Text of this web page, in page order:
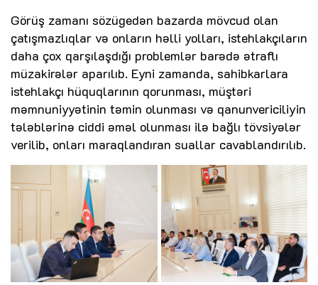
Görüş zamanı sözügedən bazarda mövcud olan
çatışmazlıqlar və onların həlli yolları, istehlakçıların
daha çox qarşılaşdığı problemlər barədə ətraflı
müzakirələr aparılıb. Eyni zamanda, sahibkarlara
istehlakçı hüquqlarının qorunması, müştəri
məmnuniyyətinin təmin olunması və qanunvericiliyin
tələblərinə ciddi əməl olunması ilə bağlı tövsiyələr
verilib, onları maraqlandıran suallar cavablandırılıb.